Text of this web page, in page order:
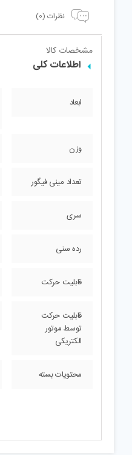
نظرات (0)
مشخصات کالا
اطلاعات کلی
ابعاد
وزن
تعداد مینی فیگور
سری
رده سنی
قابلیت حرکت
قابلیت حرکت
توسط موتور
الکتریکی
محتویات بسته